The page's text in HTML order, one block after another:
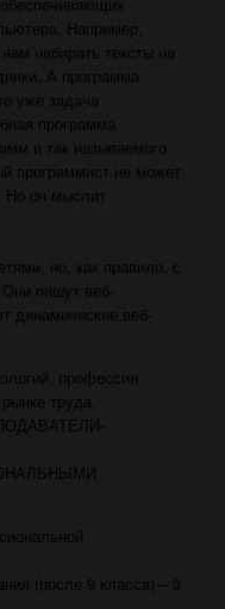
Например,
набирать тексты на
А программа
уже задача
программа
и так называемого
программист не может
Но он мыслит
но, как правило, с
пишут веб-
динамические веб-
профессия
труда.
(после 9 класса) – 3